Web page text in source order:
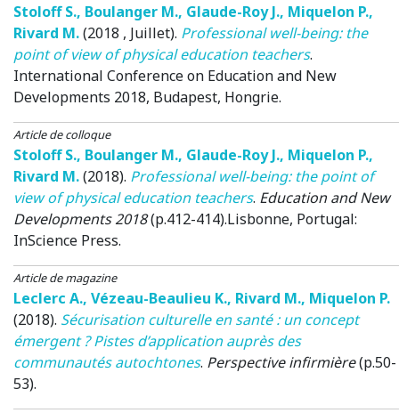
Stoloff S., Boulanger M., Glaude-Roy J., Miquelon P.,
Rivard M.(2018 , Juillet). Professional well-being: the
point of view of physical education teachers.
International Conference on Education and New
Developments 2018, Budapest, Hongrie.
Article de colloque
Stoloff S., Boulanger M., Glaude-Roy J., Miquelon P.,
Rivard M.(2018). Professional well-being: the point of
view of physical education teachers. Education and New
Developments 2018(p.412-414).Lisbonne, Portugal:
InScience Press.
Article de magazine
Leclerc A., Vézeau-Beaulieu K., Rivard M., Miquelon P.
(2018). Sécurisation culturelle en santé : un concept
émergent ? Pistes d’application auprès des
communautés autochtones. Perspective infirmière(p.50-
53).